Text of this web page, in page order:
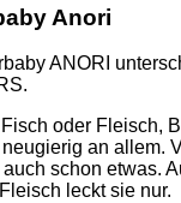
Anori
ANORI
oder Fleisch,
an allem.
schon etwas.
leckt sie nur.